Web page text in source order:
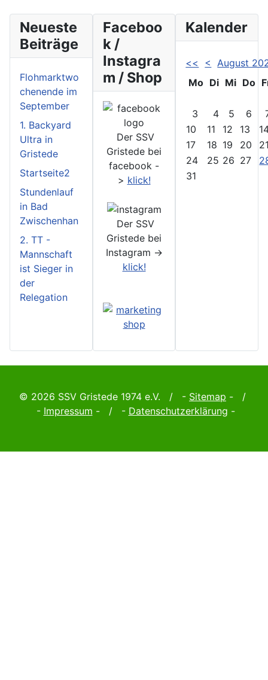
Neueste
Beiträge
Flohmarktwo
chenende im
September
1. Backyard
Ultra in
Gristede
Startseite2
Stundenlauf
in Bad
Zwischenhan
2. TT -
Mannschaft
ist Sieger in
der
Relegation
Faceboo
k /
Instagra
m / Shop
Der SSV
Gristede bei
facebook -
> klick!
Der SSV
Gristede bei
Instagram ->
klick!
Kalender
<< <
August
Mo Di Mi Do
3 4 5 6
10
11 12 13
17
18 19 20
24
25 26 27
31
© 2026 SSV Gristede 1974 e.V. / - Sitemap - /
- Impressum - / - Datenschutzerklärung -